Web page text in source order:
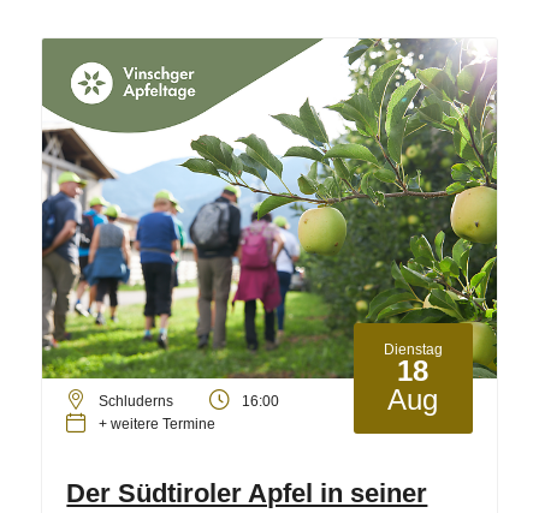
Dienstag
18
Aug
Schluderns
16:00
+ weitere Termine
Der Südtiroler Apfel in seiner